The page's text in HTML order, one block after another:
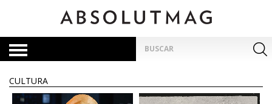
por:
CULTURA